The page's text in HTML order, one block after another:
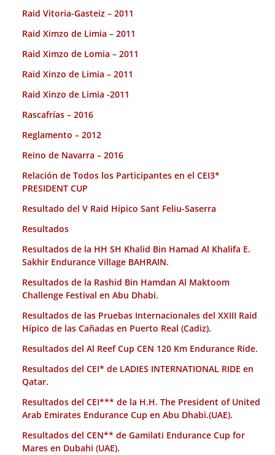
Raid Vitoria-Gasteiz – 2011
Raid Ximzo de Limia – 2011
Raid Ximzo de Lomia – 2011
Raid Xinzo de Limia – 2011
Raid Xinzo de Limia -2011
Rascafrías – 2016
Reglamento – 2012
Reino de Navarra – 2016
Relación de Todos los Participantes en el CEI3*
PRESIDENT CUP
Resultado del V Raid Hípico Sant Feliu-Saserra
Resultados
Resultados de la HH SH Khalid Bin Hamad Al Khalifa E.
Sakhir Endurance Village BAHRAIN.
Resultados de la Rashid Bin Hamdan Al Maktoom
Challenge Festival en Abu Dhabi.
Resultados de las Pruebas Internacionales del XXIII Raid
Hípico de las Cañadas en Puerto Real (Cadiz).
Resultados del Al Reef Cup CEN 120 Km Endurance Ride.
Resultados del CEI* de LADIES INTERNATIONAL RIDE en
Qatar.
Resultados del CEI*** de la H.H. The President of United
Arab Emirates Endurance Cup en Abu Dhabi.(UAE).
Resultados del CEN** de Gamilati Endurance Cup for
Mares en Dubahi (UAE).